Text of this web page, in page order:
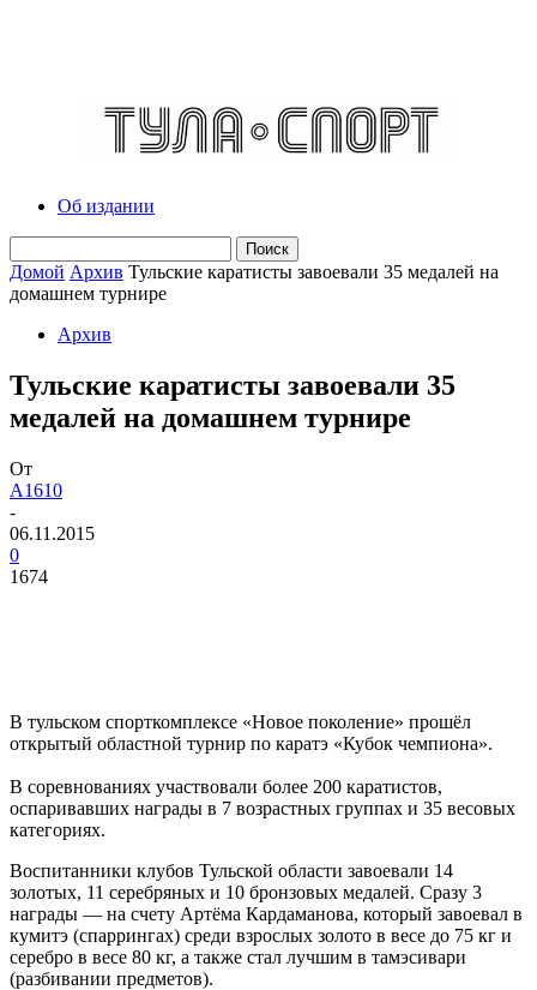
Об издании
Домой Архив Тульские каратисты завоевали 35 медалей на
домашнем турнире
Архив
Тульские каратисты завоевали 35
медалей на домашнем турнире
От
A1610
-
06.11.2015
0
1674
В тульском спорткомплексе «Новое поколение» прошёл
открытый областной турнир по каратэ «Кубок чемпиона».
В соревнованиях участвовали более 200 каратистов,
оспаривавших награды в 7 возрастных группах и 35 весовых
категориях.
Воспитанники клубов Тульской области завоевали 14
золотых, 11 серебряных и 10 бронзовых медалей. Сразу 3
награды — на счету Артёма Кардаманова, который завоевал в
кумитэ (спаррингах) среди взрослых золото в весе до 75 кг и
серебро в весе 80 кг, а также стал лучшим в тамэсивари
(разбивании предметов).